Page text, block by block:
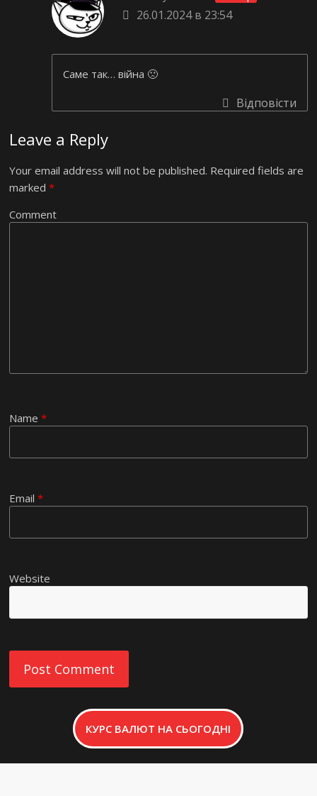
26.01.2024 в 23:54
Саме так… війна 🙁
Відповісти
Leave a Reply
Your email address will not be published. Required fields are
marked*
Comment
Name*
Email*
Website
КУРС ВАЛЮТ НА СЬОГОДНІ